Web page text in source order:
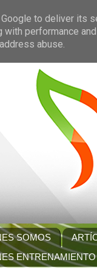
SOMOS
ENTRENAMIENTO
to deliver its
with performance
abuse.